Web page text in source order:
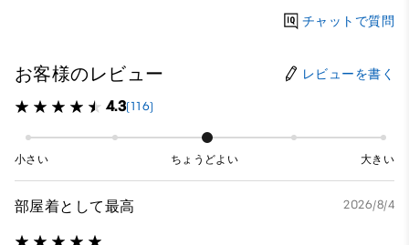
チャットで質問
お客様のレビュー レビューを書く
4.3(116)
小さい ちょうどよい 大きい
部屋着として最高 2026/8/4